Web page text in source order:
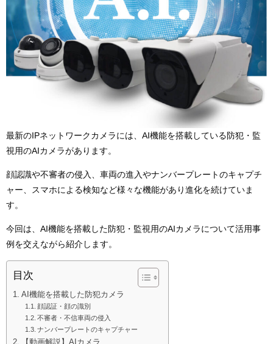
最新のIPネットワークカメラには、AI機能を搭載している防犯・監
視用のAIカメラがあります。
顔認識や不審者の侵入、車両の進入やナンバープレートのキャプチ
ャー、スマホによる検知など様々な機能があり進化を続けていま
す。
今回は、AI機能を搭載した防犯・監視用のAIカメラについて活用事
例を交えながら紹介します。
目次
AI機能を搭載した防犯カメラ
顔認証・顔の識別
不審者・不信車両の侵入
ナンバープレートのキャプチャー
【動画解説】AIカメラ